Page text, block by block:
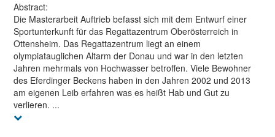
Abstract:
Die Masterarbeit Auftrieb befasst sich mit dem Entwurf einer
Sportunterkunft für das Regattazentrum Oberösterreich in
Ottensheim. Das Regattazentrum liegt an einem
olympiatauglichen Altarm der Donau und war in den letzten
Jahren mehrmals von Hochwasser betroffen. Viele Bewohner
des Eferdinger Beckens haben in den Jahren 2002 und 2013
am eigenen Leib erfahren was es heißt Hab und Gut zu
verlieren. ...